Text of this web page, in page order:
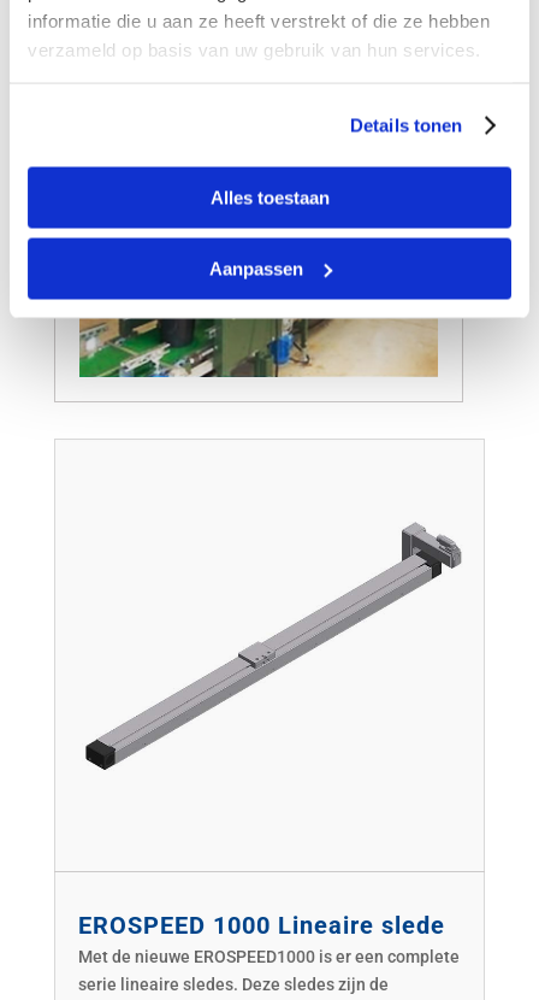
informatie die u aan ze heeft verstrekt of die ze hebben
verzameld op basis van uw gebruik van hun services.
Details tonen
Alles toestaan
Aanpassen
EROSPEED 1000 Lineaire slede
Met de nieuwe EROSPEED1000 is er een complete
serie lineaire sledes. Deze sledes zijn de